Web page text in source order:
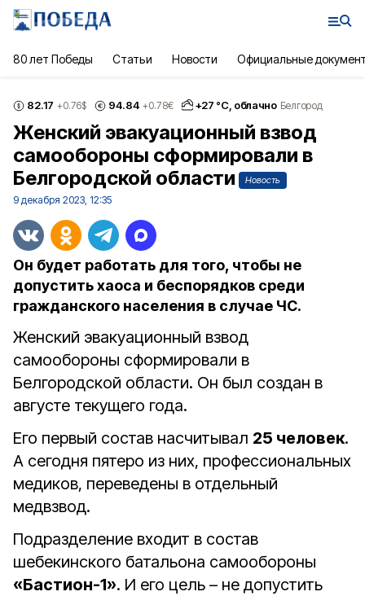
80 лет Победы Статьи Новости Официальные
82.17 +0.76$ 94.84 +0.78€ +27 °С, облачно Белгород
Женский эвакуационный взвод
самообороны сформировали в
Белгородской области
Новость
9 декабря 2023, 12:35
Он будет работать для того, чтобы не
допустить хаоса и беспорядков среди
гражданского населения в случае ЧС.
Женский эвакуационный взвод
самообороны сформировали в
Белгородской области. Он был создан в
августе текущего года.
Его первый состав насчитывал 25 человек.
А сегодня пятеро из них, профессиональных
медиков, переведены в отдельный
медвзвод.
Подразделение входит в состав
шебекинского батальона самообороны
«Бастион-1». И его цель – не допустить